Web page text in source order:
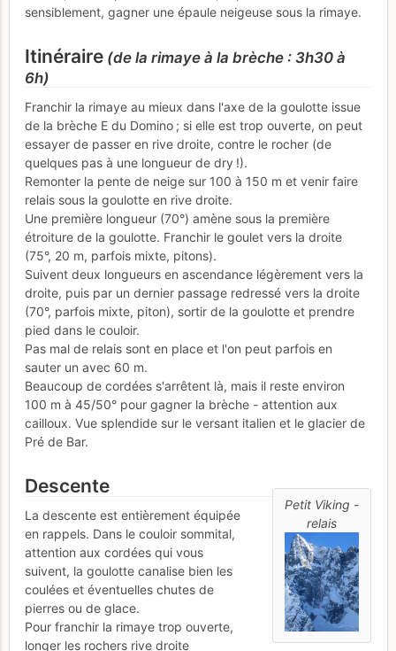
sensiblement, gagner une épaule neigeuse sous la rimaye.
Itinéraire (de la rimaye à la brèche : 3h30 à
6h)
Franchir la rimaye au mieux dans l'axe de la goulotte issue
de la brèche E du Domino ; si elle est trop ouverte, on peut
essayer de passer en rive droite, contre le rocher (de
quelques pas à une longueur de dry !).
Remonter la pente de neige sur 100 à 150 m et venir faire
relais sous la goulotte en rive droite.
Une première longueur (70°) amène sous la première
étroiture de la goulotte. Franchir le goulet vers la droite
(75°, 20 m, parfois mixte, pitons).
Suivent deux longueurs en ascendance légèrement vers la
droite, puis par un dernier passage redressé vers la droite
(70°, parfois mixte, piton), sortir de la goulotte et prendre
pied dans le couloir.
Pas mal de relais sont en place et l'on peut parfois en
sauter un avec 60 m.
Beaucoup de cordées s'arrêtent là, mais il reste environ
100 m à 45/50° pour gagner la brèche - attention aux
cailloux. Vue splendide sur le versant italien et le glacier de
Pré de Bar.
Petit Viking -
relais
Descente
La descente est entièrement équipée
en rappels. Dans le couloir sommital,
attention aux cordées qui vous
suivent, la goulotte canalise bien les
coulées et éventuelles chutes de
pierres ou de glace.
Pour franchir la rimaye trop ouverte,
longer les rochers rive droite